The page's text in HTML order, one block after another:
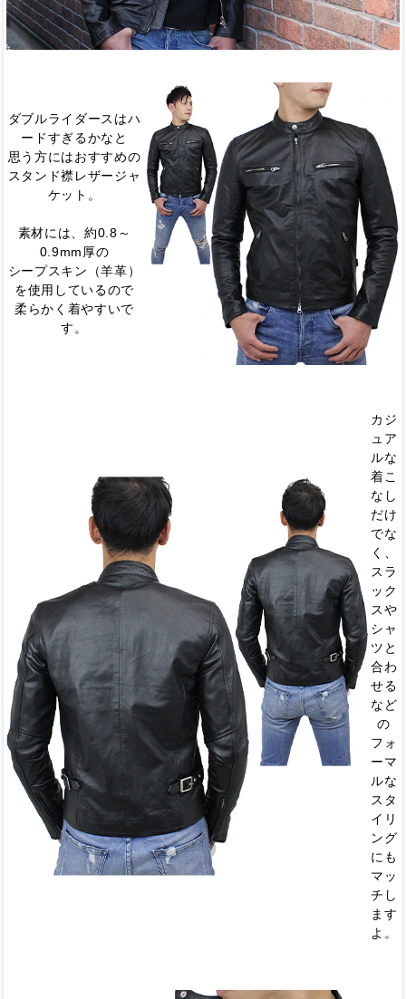
ダブルライダースはハ
ードすぎるかなと
思う方にはおすすめの
スタンド襟レザージャ
ケット。
素材には、約0.8～
0.9mm厚の
シープスキン（羊革）
を使用しているので
柔らかく着やすいで
す。
カジ
ュア
ルな
着こ
なし
だけ
でな
く、
スラ
ック
スや
シャ
ツと
合わ
せる
など
の
フォ
ーマ
ルな
スタ
イリ
ング
にも
マッ
チし
ます
よ。